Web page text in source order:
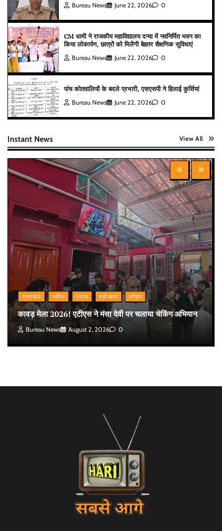
Bureau News June 22, 2026 0
CM धामी ने राजकीय महाविद्यालय दन्या में नवनिर्मित भवन का
किया लोकार्पण, छात्रों को मिलेंगी बेहतर शैक्षणिक सुविधाएं
Bureau News June 22, 2026 0
पांच कोतवालियों के बदले प्रभारी, एसएसपी ने हिलाई कुर्सियां
Bureau News June 22, 2026 0
Instant News View All
उत्तराखंड धार्मिक प्रदेश बड़ी खबर हरिद्वार
कावड़ मेला 2026! एटीएस ने मंसा देवी पर चलाया चेकिंग अभियान
Bureau News August 2, 2026 0